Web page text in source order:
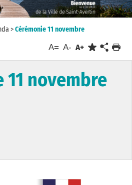
>Cérémonie 11 novembre
A= A- A+
11 novembre